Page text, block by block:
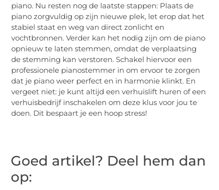
piano. Nu resten nog de laatste stappen: Plaats de
piano zorgvuldig op zijn nieuwe plek, let erop dat het
stabiel staat en weg van direct zonlicht en
vochtbronnen. Verder kan het nodig zijn om de piano
opnieuw te laten stemmen, omdat de verplaatsing
de stemming kan verstoren. Schakel hiervoor een
professionele pianostemmer in om ervoor te zorgen
dat je piano weer perfect en in harmonie klinkt. En
vergeet niet: je kunt altijd een verhuislift huren of een
verhuisbedrijf inschakelen om deze klus voor jou te
doen. Dit bespaart je een hoop stress!
Goed artikel? Deel hem dan
op: